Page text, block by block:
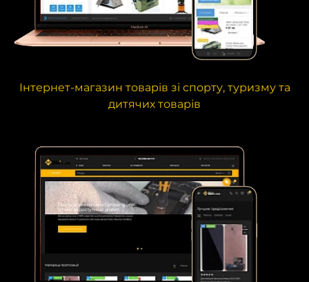
Інтернет-магазин товарів зі спорту, туризму та
дитячих товарів